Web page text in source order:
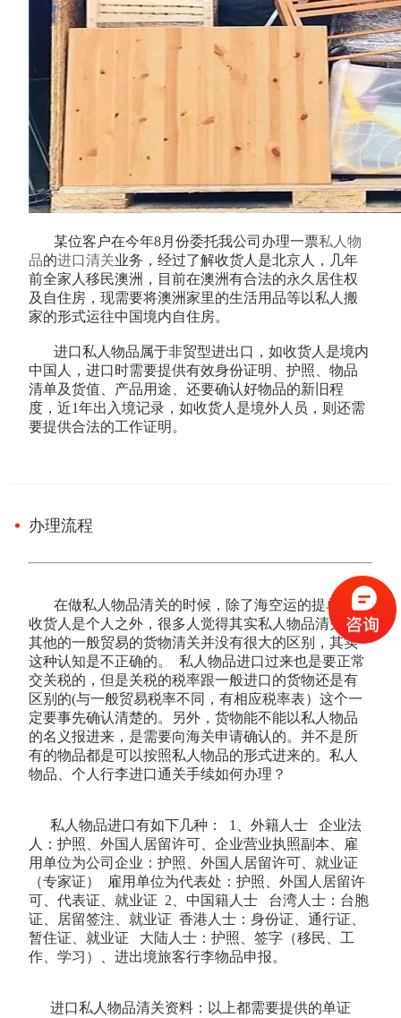
某位客户在今年8月份委托我公司办理一票私人物
品的进口清关业务，经过了解收货人是北京人，几年
前全家人移民澳洲，目前在澳洲有合法的永久居住权
及自住房，现需要将澳洲家里的生活用品等以私人搬
家的形式运往中国境内自住房。
进口私人物品属于非贸型进出口，如收货人是境内
中国人，进口时需要提供有效身份证明、护照、物品
清单及货值、产品用途、还要确认好物品的新旧程
度，近1年出入境记录，如收货人是境外人员，则还需
要提供合法的工作证明。
办理流程
在做私人物品清关的时候，除了海空运的提单上的
收货人是个人之外，很多人觉得其实私人物品清关跟
其他的一般贸易的货物清关并没有很大的区别，其实
这种认知是不正确的。 私人物品进口过来也是要正常
交关税的，但是关税的税率跟一般进口的货物还是有
区别的(与一般贸易税率不同，有相应税率表）这个一
定要事先确认清楚的。另外，货物能不能以私人物品
的名义报进来，是需要向海关申请确认的。并不是所
有的物品都是可以按照私人物品的形式进来的。私人
物品、个人行李进口通关手续如何办理？
私人物品进口有如下几种： 1、外籍人士 企业法
人：护照、外国人居留许可、企业营业执照副本、雇
用单位为公司企业：护照、外国人居留许可、就业证
（专家证） 雇用单位为代表处：护照、外国人居留许
可、代表证、就业证 2、中国籍人士 台湾人士：台胞
证、居留签注、就业证 香港人士：身份证、通行证、
暂住证、就业证 大陆人士：护照、签字（移民、工
作、学习）、进出境旅客行李物品申报。
进口私人物品清关资料：以上都需要提供的单证